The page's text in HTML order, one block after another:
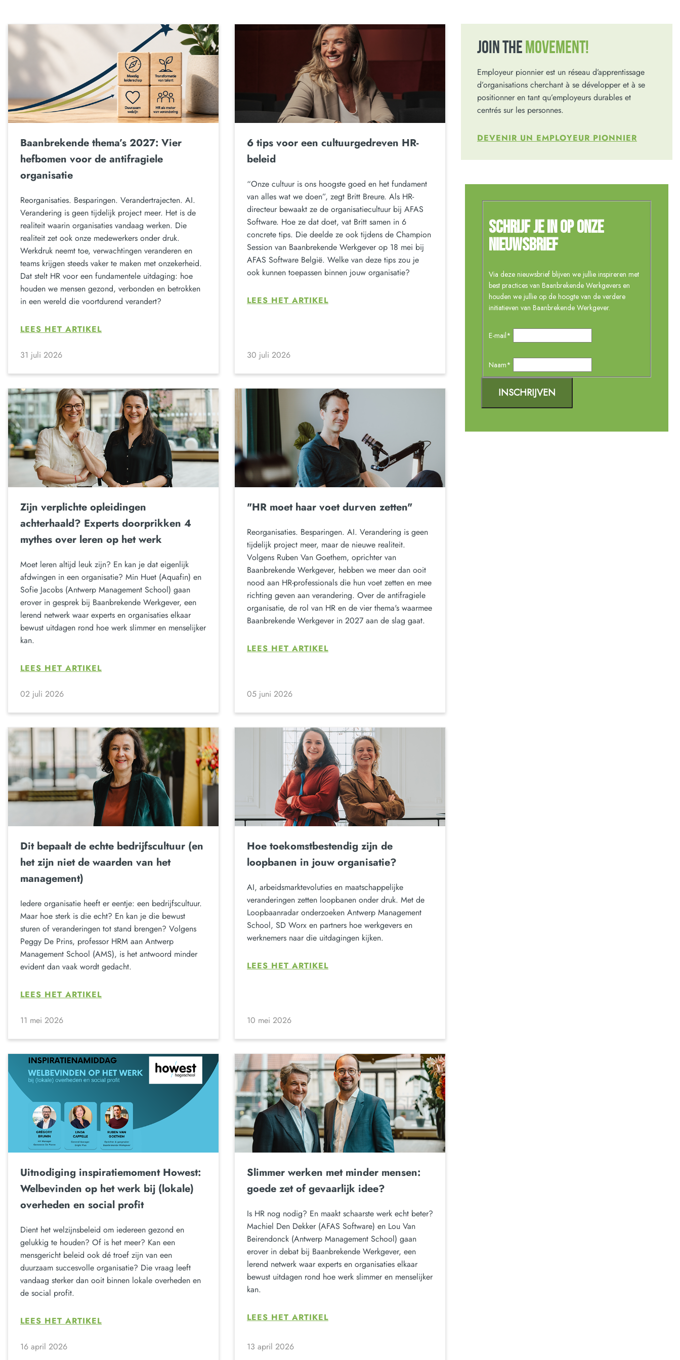
Baanbrekende thema’s 2027: Vier
hefbomen voor de antifragiele
organisatie
Reorganisaties. Besparingen. Verandertrajecten. AI.
Verandering is geen tijdelijk project meer. Het is de
realiteit waarin organisaties vandaag werken. Die
realiteit zet ook onze medewerkers onder druk.
Werkdruk neemt toe, verwachtingen veranderen en
teams krijgen steeds vaker te maken met onzekerheid.
Dat stelt HR voor een fundamentele uitdaging: hoe
houden we mensen gezond, verbonden en betrokken
in een wereld die voortdurend verandert?
LEES HET ARTIKEL
31 juli 2026
6 tips voor een cultuurgedreven HR-
beleid
“Onze cultuur is ons hoogste goed en het fundament
van alles wat we doen”, zegt Britt Breure. Als HR-
directeur bewaakt ze de organisatiecultuur bij AFAS
Software. Hoe ze dat doet, vat Britt samen in 6
concrete tips. Die deelde ze ook tijdens de Champion
Session van Baanbrekende Werkgever op 18 mei bij
AFAS Software België. Welke van deze tips zou je
ook kunnen toepassen binnen jouw organisatie?
LEES HET ARTIKEL
30 juli 2026
Zijn verplichte opleidingen
achterhaald? Experts doorprikken 4
mythes over leren op het werk
Moet leren altijd leuk zijn? En kan je dat eigenlijk
afdwingen in een organisatie? Min Huet (Aquafin) en
Sofie Jacobs (Antwerp Management School) gaan
erover in gesprek bij Baanbrekende Werkgever, een
lerend netwerk waar experts en organisaties elkaar
bewust uitdagen rond hoe werk slimmer en menselijker
kan.
LEES HET ARTIKEL
02 juli 2026
"HR moet haar voet durven zetten"
Reorganisaties. Besparingen. AI. Verandering is geen
tijdelijk project meer, maar de nieuwe realiteit.
Volgens Ruben Van Goethem, oprichter van
Baanbrekende Werkgever, hebben we meer dan ooit
nood aan HR-professionals die hun voet zetten en mee
richting geven aan verandering. Over de antifragiele
organisatie, de rol van HR en de vier thema's waarmee
Baanbrekende Werkgever in 2027 aan de slag gaat.
LEES HET ARTIKEL
05 juni 2026
Dit bepaalt de echte bedrijfscultuur (en
het zijn niet de waarden van het
management)
Iedere organisatie heeft er eentje: een bedrijfscultuur.
Maar hoe sterk is die echt? En kan je die bewust
sturen of veranderingen tot stand brengen? Volgens
Peggy De Prins, professor HRM aan Antwerp
Management School (AMS), is het antwoord minder
evident dan vaak wordt gedacht.
LEES HET ARTIKEL
11 mei 2026
Hoe toekomstbestendig zijn de
loopbanen in jouw organisatie?
AI, arbeidsmarktevoluties en maatschappelijke
veranderingen zetten loopbanen onder druk. Met de
Loopbaanradar onderzoeken Antwerp Management
School, SD Worx en partners hoe werkgevers en
werknemers naar die uitdagingen kijken.
LEES HET ARTIKEL
10 mei 2026
Uitnodiging inspiratiemoment Howest:
Welbevinden op het werk bij (lokale)
overheden en social profit
Dient het welzijnsbeleid om iedereen gezond en
gelukkig te houden? Of is het meer? Kan een
mensgericht beleid ook dé troef zijn van een
duurzaam succesvolle organisatie? Die vraag leeft
vandaag sterker dan ooit binnen lokale overheden en
de social profit.
LEES HET ARTIKEL
16 april 2026
Slimmer werken met minder mensen:
goede zet of gevaarlijk idee?
Is HR nog nodig? En maakt schaarste werk echt beter?
Machiel Den Dekker (AFAS Software) en Lou Van
Beirendonck (Antwerp Management School) gaan
erover in debat bij Baanbrekende Werkgever, een
lerend netwerk waar experts en organisaties elkaar
bewust uitdagen rond hoe werk slimmer en menselijker
kan.
LEES HET ARTIKEL
13 april 2026
JOIN THE MOVEMENT!
Employeur pionnier est un réseau d’apprentissage
d’organisations cherchant à se développer et à se
positionner en tant qu’employeurs durables et
centrés sur les personnes.
DEVENIR UN EMPLOYEUR PIONNIER